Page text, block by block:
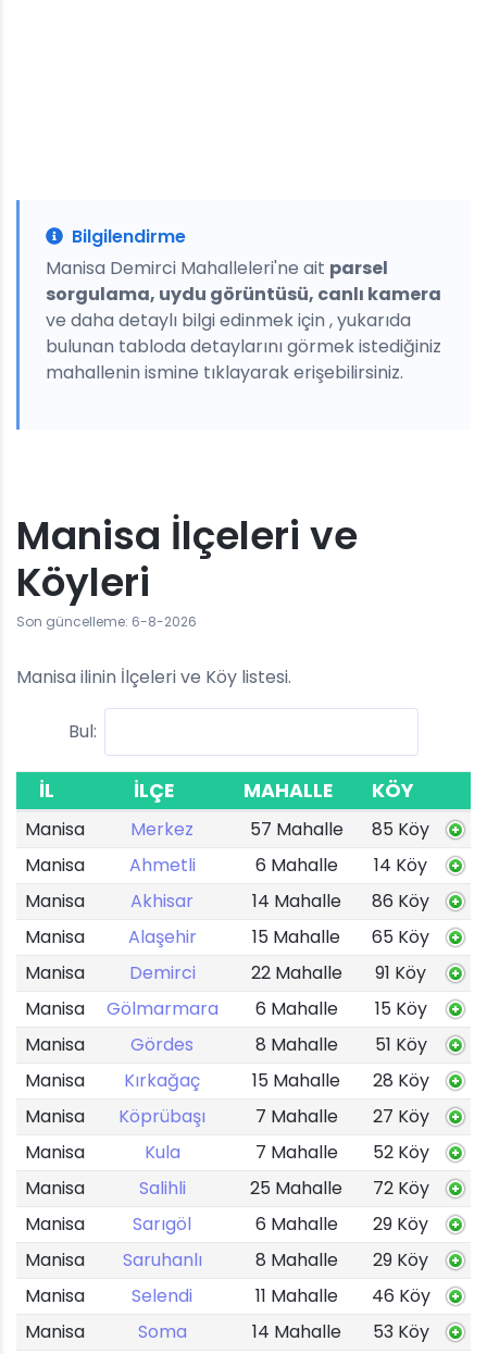
Bilgilendirme
Manisa Demirci Mahalleleri'ne ait parsel
sorgulama, uydu görüntüsü, canlı kamera
ve daha detaylı bilgi edinmek için , yukarıda
bulunan tabloda detaylarını görmek istediğiniz
mahallenin ismine tıklayarak erişebilirsiniz.
Manisa İlçeleri ve
Köyleri
Son güncelleme: 6-8-2026
Manisa ilinin İlçeleri ve Köy listesi.
Bul:
İL İLÇE MAHALLE KÖY
Manisa Merkez 57 Mahalle
85 Köy
Manisa
Ahmetli 6 Mahalle
14 Köy
Manisa
Akhisar 14 Mahalle
86 Köy
Manisa
Alaşehir 15 Mahalle
65 Köy
Manisa
Demirci 22 Mahalle
91 Köy
Manisa
Gölmarmara 6 Mahalle
15 Köy
Manisa
Gördes 8 Mahalle
51 Köy
Manisa
Kırkağaç 15 Mahalle
28 Köy
Manisa
Köprübaşı 7 Mahalle
27 Köy
Manisa
Kula 7 Mahalle
52 Köy
Manisa
Salihli 25 Mahalle
72 Köy
Manisa
Sarıgöl 6 Mahalle
29 Köy
Manisa
Saruhanlı 8 Mahalle
29 Köy
Manisa
Selendi 11 Mahalle
46 Köy
Manisa
Soma 14 Mahalle
53 Köy